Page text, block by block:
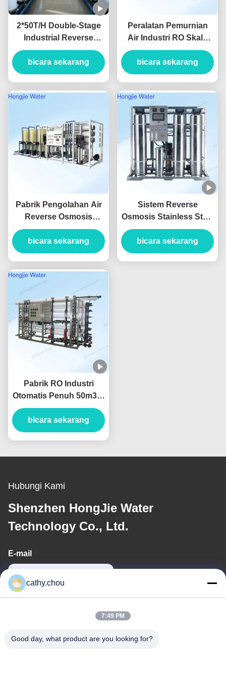
2*50T/H Double-Stage
Industrial Reverse
Osmosis Water System
Produced For Ultrapure
Water
bicara sekarang
Peralatan Pemurnian
Air Industri RO Skala
Besar 130m3/H
380V/220V
bicara sekarang
Pabrik Pengolahan Air
Reverse Osmosis
Industri FRP Komersial
yang Dapat
Disesuaikan
bicara sekarang
Sistem Reverse
Osmosis Stainless Steel
SS304 1500L/H Untuk
Pemurnian Air Makanan
dan Minuman
bicara sekarang
Pabrik RO Industri
Otomatis Penuh 50m3/H
Sistem Filtrasi Air
Reverse Osmosis
bicara sekarang
Hubungi Kami
Shenzhen HongJie Water
Technology Co., Ltd.
E-mail
cathy.chou
7:49 PM
Good day, what product are you looking for?